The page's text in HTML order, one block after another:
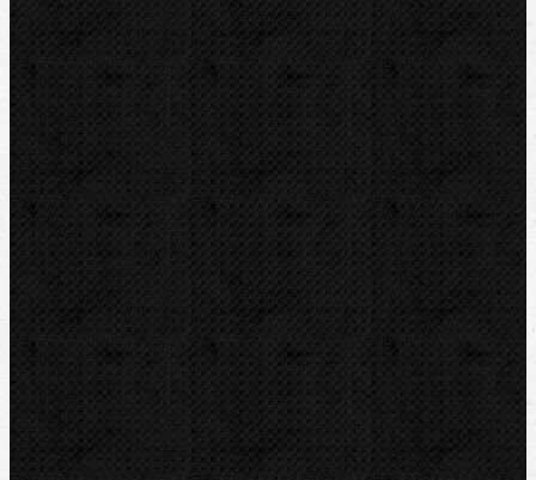
Čističky kanalizace
Odvápňovací systémy
Klimatizační technika
Vysoušení, odvlhčování
Zmrazovací zařízení
Vrtání a frézy